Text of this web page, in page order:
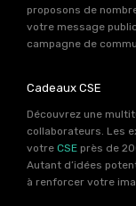
proposons de
votre message
campagne de
Cadeaux CSE
Découvrez une
collaborateurs. Les
votre CSE près de
Autant d’idées
à renforcer votre